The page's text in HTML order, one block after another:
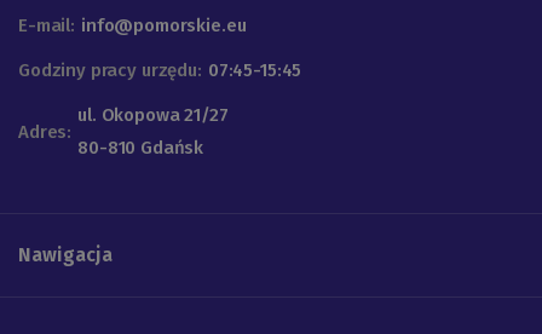
E-mail: info@pomorskie.eu
Godziny pracy urzędu: 07:45-15:45
Adres:
ul. Okopowa 21/27
80-810 Gdańsk
Nawigacja